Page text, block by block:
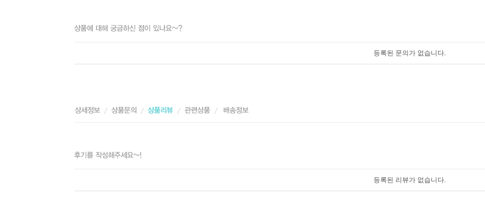
등록된 문의가 없습니다.
등록된 리뷰가 없습니다.